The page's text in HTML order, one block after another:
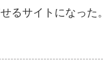
るサイトになった。